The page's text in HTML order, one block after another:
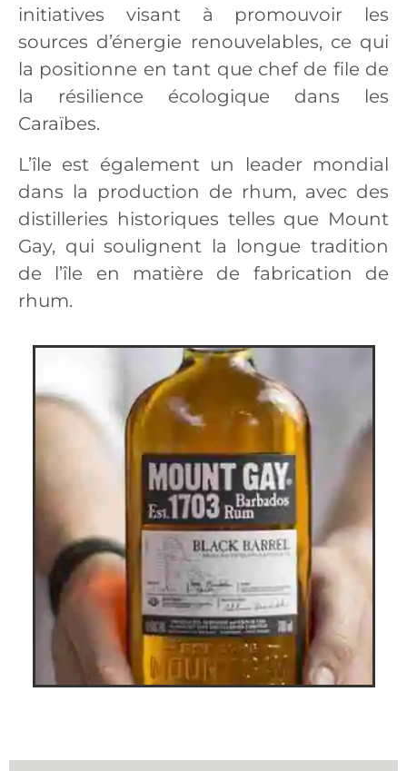
initiatives visant à promouvoir les
sources d’énergie renouvelables, ce qui
la positionne en tant que chef de file de
la résilience écologique dans les
Caraïbes.
L’île est également un leader mondial
dans la production de rhum, avec des
distilleries historiques telles que Mount
Gay, qui soulignent la longue tradition
de l’île en matière de fabrication de
rhum.